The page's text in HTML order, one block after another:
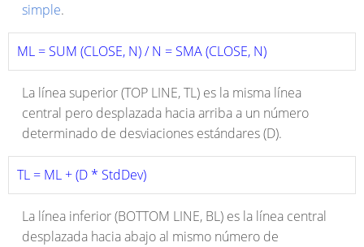
simple.
ML = SUM (CLOSE, N) / N = SMA (CLOSE, N)
La línea superior (TOP LINE, TL) es la misma línea
central pero desplazada hacia arriba a un número
determinado de desviaciones estándares (D).
TL = ML + (D * StdDev)
La línea inferior (BOTTOM LINE, BL) es la línea central
desplazada hacia abajo al mismo número de